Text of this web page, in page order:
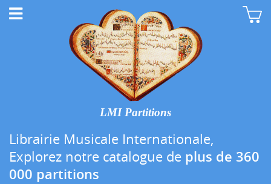
LMI Partitions
Librairie Musicale Internationale,
Explorez notre catalogue de plus de 360
000 partitions